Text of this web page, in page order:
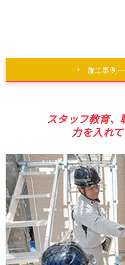
施工事例
スタッフ教育、
力を入れ